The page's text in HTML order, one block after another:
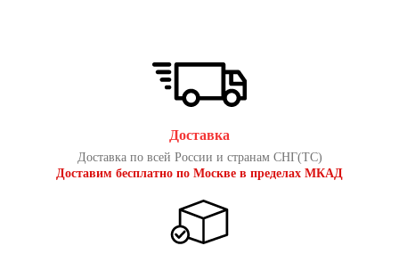
Доставка
Доставка по всей России и странам СНГ(ТС)
Доставим бесплатно по Москве в пределах МКАД